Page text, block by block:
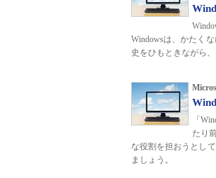
Windowsは、かたく
史をひもときながら
「
たり
な役割を担おうとし
ましょう。